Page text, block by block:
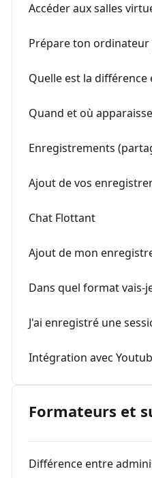
Accéder aux salles
Prépare ton
Quelle est la
Quand et où
Enregistrements
Ajout de vos
Chat Flottant
Ajout de mon
Dans quel format vais-
J'ai enregistré une
Intégration avec
Formateurs et
Différence entre